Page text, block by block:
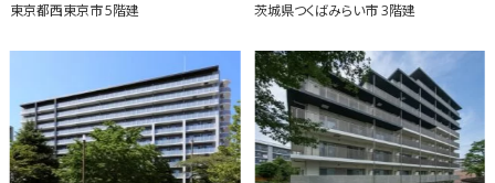
東京都西東京市5階建 茨城県つくばみらい市3階建